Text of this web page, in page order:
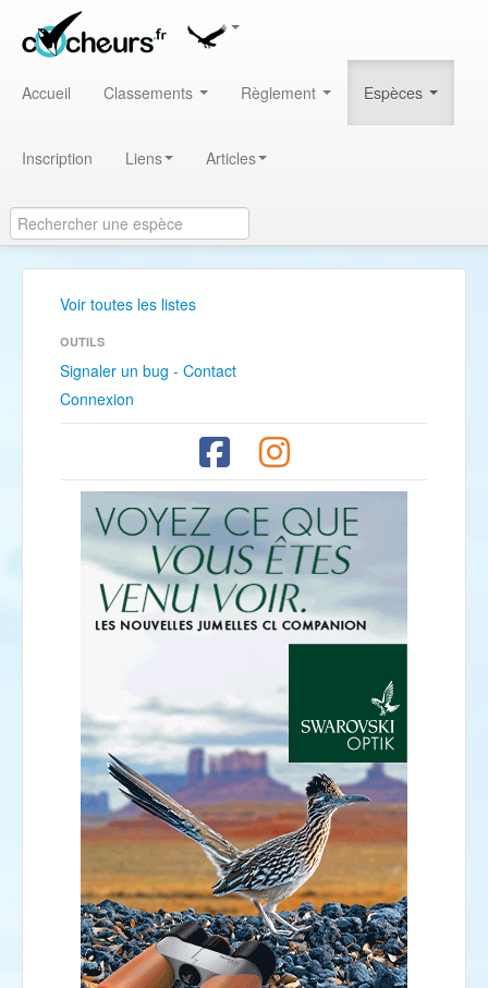
Accueil Classements Règlement Espèces
Inscription Liens Articles
Voir toutes les listes
OUTILS
Signaler un bug - Contact
Connexion